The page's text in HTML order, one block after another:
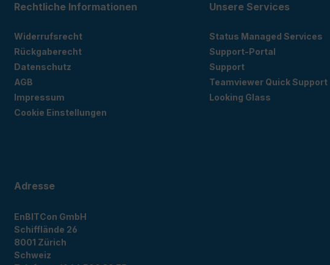
Rechtliche Informationen
Widerrufsrecht
Rückgaberecht
Datenschutz
AGB
Impressum
Cookie Einstellungen
Unsere Services
Status Managed Services
Support-Portal
Support
Teamviewer Quick Support
Looking Glass
Adresse
EnBITCon GmbH
Schifflände 26
8001 Zürich
Schweiz